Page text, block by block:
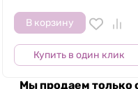
В корзину
Купить в один клик
Мы продаем только